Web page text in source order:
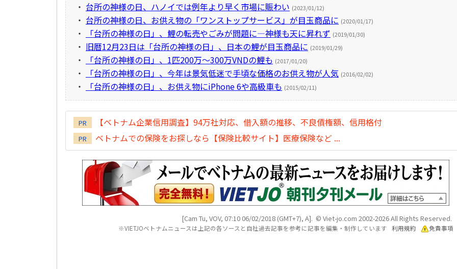
・ 台所の神様の日、ハノイでは例年より早く市場に賑わい (2023/01/12)
・ 台所の神様の日、お供え物の「ワンストップサービス」が目玉商品に (2020/01/17)
・ 「台所の神様の日」、鯉の転売やごみが問題に―神様も天に昇れず (2019/01/30)
・ 旧暦12月23日は「台所の神様の日」、日本の鯉が目玉商品に (2019/01/29)
・ 「台所の神様の日」、1匹200万～300万VNDの鯉も (2017/01/20)
・ 「台所の神様の日」、今年は景気低迷で手頃な価格のお供え物が人気 (2016/02/02)
・ 「台所の神様の日」、お供え物にiPhone 6や高級車も (2015/02/11)
PR 【ベトナム企業信用調査】94万社対応、借入額の推移、不良債権額、信用格付
PR ベトナムでの保険をお探しなら【保険比較サイト】医療保険など ...
[Cam Tu, VOV, 07:10 06/02/2018 (GMT+7), A]. © Viet-jo.com 2002-2026 All Rights Reserved.
※VIETJOベトナムニュースは上記の各ソースと自社過去記事を参考に記事を編集・制作しています 利用規約 免責事項